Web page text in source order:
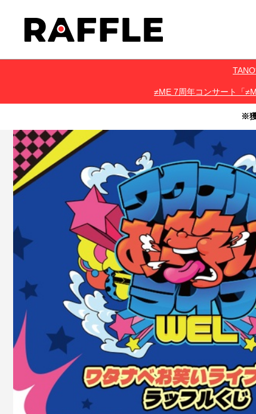
≠ME 7周年コンサート「
※
・本サービスで獲得された景品をオークション等へ出品する行
・本サービスで獲得された動画･画像･ボイス等のデジタルコ
・当選権利は当選者ご本人のみ有効となります。当選権利の